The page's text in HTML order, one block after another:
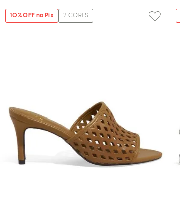
10% OFF no Pix 2 CORES